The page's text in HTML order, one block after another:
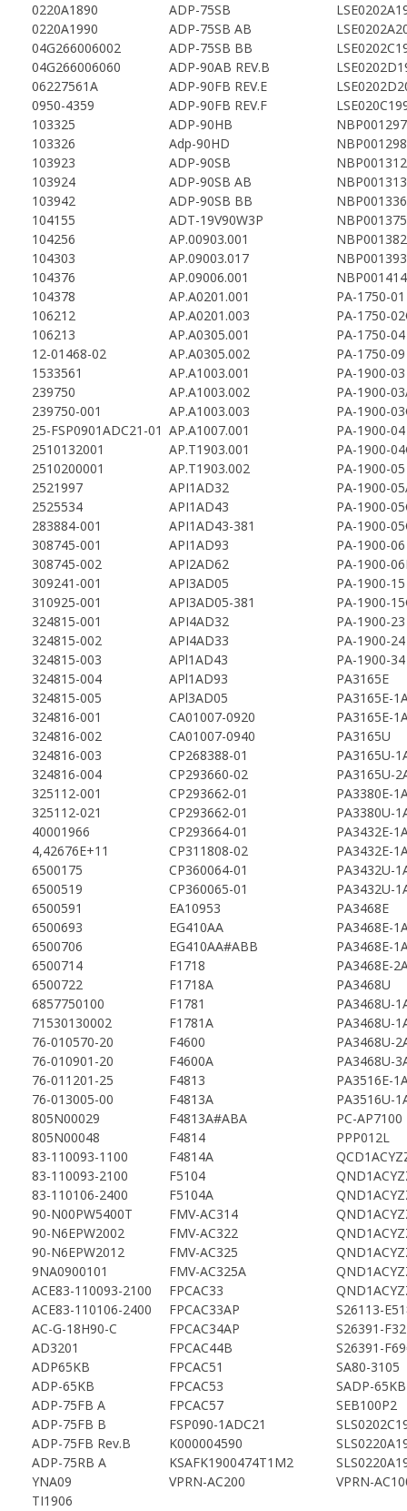
0220A1890
ADP-75SB
0220A1990
ADP-75SB AB
04G266006002
ADP-75SB BB
04G266006060
ADP-90AB REV.B
06227561A
ADP-90FB REV.E
0950-4359
ADP-90FB REV.F
103325
ADP-90HB
103326
Adp-90HD
103923
ADP-90SB
103924
ADP-90SB AB
103942
ADP-90SB BB
104155
ADT-19V90W3P
104256
AP.00903.001
104303
AP.09003.017
104376
AP.09006.001
104378
AP.A0201.001
PA-1750-01
106212
AP.A0201.003
PA-1750-
106213
AP.A0305.001
PA-1750-04
12-01468-02
AP.A0305.002
PA-1750-09
1533561
AP.A1003.001
PA-1900-03
239750
AP.A1003.002
PA-1900-
239750-001
AP.A1003.003
PA-1900-
25-FSP0901ADC21-01 AP.A1007.001
PA-1900-04
2510132001
AP.T1903.001
PA-1900-
2510200001
AP.T1903.002
PA-1900-05
2521997
API1AD32
PA-1900-
2525534
API1AD43
PA-1900-
283884-001
API1AD43-381
PA-1900-
308745-001
API1AD93
PA-1900-06
308745-002
API2AD62
PA-1900-
309241-001
API3AD05
PA-1900-15
310925-001
API3AD05-381
PA-1900-
324815-001
API4AD32
PA-1900-23
324815-002
API4AD33
PA-1900-24
324815-003
APl1AD43
PA-1900-34
324815-004
APl1AD93
PA3165E
324815-005
APl3AD05
PA3165E-
324816-001
CA01007-0920
PA3165E-
324816-002
CA01007-0940
PA3165U
324816-003
CP268388-01
PA3165U-
324816-004
CP293660-02
PA3165U-
325112-001
CP293662-01
PA3380E-
325112-021
CP293662-01
PA3380U-
40001966
CP293664-01
PA3432E-
4,42676E+11
CP311808-02
PA3432E-
6500175
CP360064-01
PA3432U-
6500519
CP360065-01
PA3432U-
6500591
EA10953
PA3468E
6500693
EG410AA
PA3468E-
6500706
EG410AA#ABB
PA3468E-
6500714
F1718
PA3468E-
6500722
F1718A
PA3468U
6857750100
F1781
PA3468U-
71530130002
F1781A
PA3468U-
76-010570-20
F4600
PA3468U-
76-010901-20
F4600A
PA3468U-
76-011201-25
F4813
PA3516E-
76-013005-00
F4813A
PA3516U-
805N00029
F4813A#ABA
PC-AP7100
805N00048
F4814
PPP012L
83-110093-1100
F4814A
83-110093-2100
F5104
83-110106-2400
F5104A
90-N00PW5400T
FMV-AC314
90-N6EPW2002
FMV-AC322
90-N6EPW2012
FMV-AC325
9NA0900101
FMV-AC325A
ACE83-110093-2100
FPCAC33
ACE83-110106-2400
FPCAC33AP
S26113-
AC-G-18H90-C
FPCAC34AP
S26391-
AD3201
FPCAC44B
S26391-
ADP65KB
FPCAC51
SA80-3105
ADP-65KB
FPCAC53
SADP-
ADP-75FB A
FPCAC57
SEB100P2
ADP-75FB B
FSP090-1ADC21
ADP-75FB Rev.B
K000004590
ADP-75RB A
KSAFK1900474T1M2
YNA09
VPRN-AC200
VPRN-
TI1906